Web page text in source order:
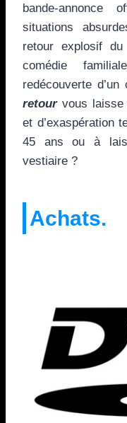
bande-
situations
retour explosif
comédie
redécouverte d’un
retourvous laisse
et d’exaspération
45 ans ou à
vestiaire ?
Achats.